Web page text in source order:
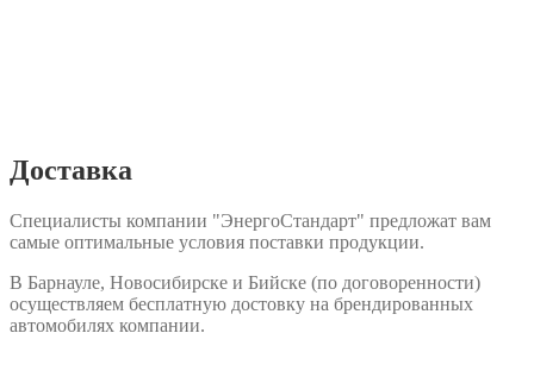
Доставка
Специалисты компании "ЭнергоСтандарт" предложат вам
самые оптимальные условия поставки продукции.
В Барнауле, Новосибирске и Бийске (по договоренности)
осуществляем бесплатную достовку на брендированных
автомобилях компании.